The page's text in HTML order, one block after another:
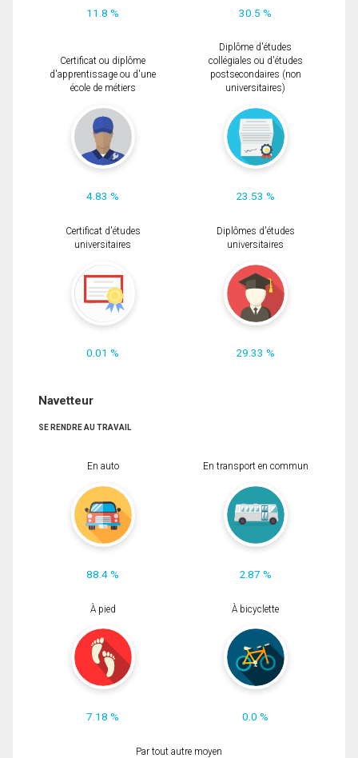
11.8 % 30.5 %
Certificat ou diplôme
d'apprentissage ou d'une
école de métiers
4.83 %
Diplôme d'études
collégiales ou d'études
postsecondaires (non
universitaires)
23.53 %
Certificat d'études
universitaires
0.01 %
Diplômes d'études
universitaires
29.33 %
Navetteur
SE RENDRE AU TRAVAIL
En auto
88.4 %
En transport en commun
2.87 %
À pied
7.18 %
À bicyclette
0.0 %
Par tout autre moyen